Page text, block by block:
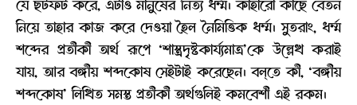
যে ছটফট করে, এটাও মানুষের নিত্য ধর্ম্ম। কাহারো কাছে বেতন
নিয়ে তাহার কাজ করে দেওয়া হৈল নৈমিত্তিক ধর্ম্ম। সুতরাং, ধর্ম্ম
শব্দের প্রতীকী অর্থ রূপে ‘শাস্ত্রদৃষ্টকার্য্যমাত্র’কে উল্লেখ করাই
যায়, আর বঙ্গীয় শব্দকোষ সেইটাই করেছেন। বল্‌তে কী, ‘বঙ্গীয়
শব্দকোষ’ লিখিত সমস্ত প্রতীকী অর্থগুলিই কমবেশী এই রকম।